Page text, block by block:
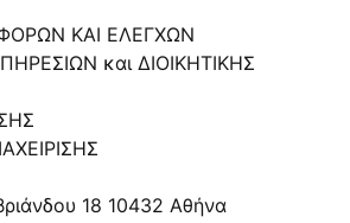
ΚΑΙ ΕΛΕΓΧΩΝ
και ΔΙΟΙΚΗΤΙΚΗΣ
18 10432 Αθήνα